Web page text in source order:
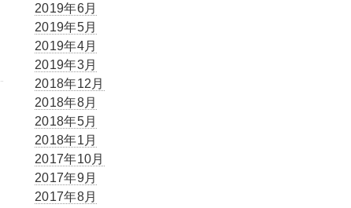
2019年6月
2019年5月
2019年4月
2019年3月
2018年12月
2018年8月
2018年5月
2018年1月
2017年10月
2017年9月
2017年8月